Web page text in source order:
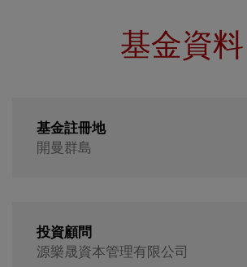
基金資料
基金註冊地
開曼群島
投資顧問
源樂晟資本管理有限公司